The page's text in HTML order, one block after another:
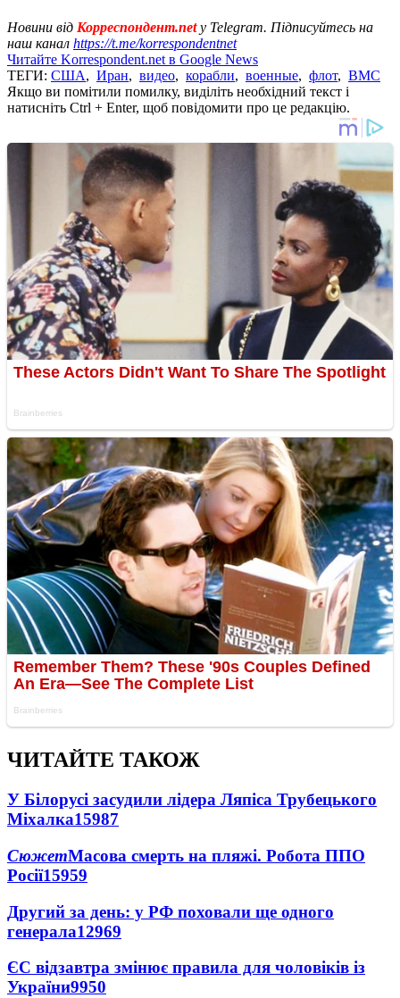
Новини від Корреспондент.netу Telegram. Підписуйтесь на
наш канал https://t.me/korrespondentnet
Читайте Korrespondent.net в Google News
ТЕГИ: США, Иран, видео, корабли, военные, флот, ВМС
Якщо ви помітили помилку, виділіть необхідний текст і
натисніть Ctrl + Enter, щоб повідомити про це редакцію.
ЧИТАЙТЕ ТАКОЖ
У Білорусі засудили лідера Ляпіса Трубецького
Міхалка15987
СюжетМасова смерть на пляжі. Робота ППО
Росії15959
Другий за день: у РФ поховали ще одного
генерала12969
ЄС відзавтра змінює правила для чоловіків із
України9950